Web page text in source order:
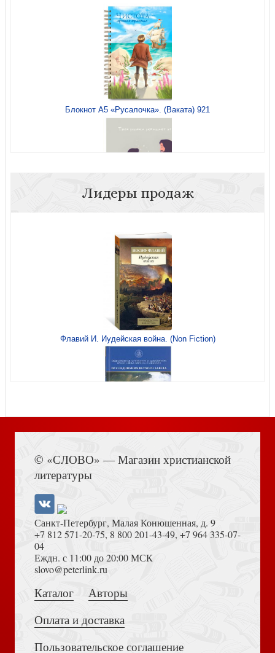
Блокнот А5 «Русалочка». (Ваката) 921
(Софтач) (Ваката) 175
Открытка «Разум, приносящий счастье» Пиноккио
(Ваката)
Карточки с жестовым языком Алфавит. Дактильная
Конверт для денег «С рождением чудесных малышей!»
(Ваката, 1160)
Лидеры продаж
Флавий И. Иудейская война. (Non Fiction)
Достоевский Ф.М. Сила и правда России (2024)
© «СЛОВО» — Магазин христианской
литературы
Санкт-Петербург, Малая Конюшенная, д. 9
+7 812 571-20-75, 8 800 201-43-49, +7 964 335-07-
04
Еждн. с 11:00 до 20:00 МСК
slovo@peterlink.ru
Каталог
Авторы
Оплата и доставка
Пользовательское соглашение